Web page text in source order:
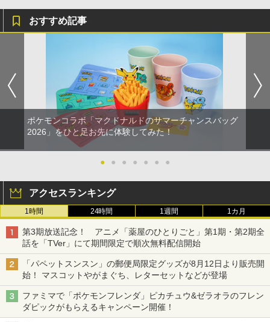
おすすめ記事
ポケモンコラボ「マクドナルドのサマーチャンスバッグ
2026」をひと足お先に体験してみた！
● ● ● ● ● ● ●
アクセスランキング
1時間 24時間 1週間 1カ月
第3期放送記念！ アニメ「薬屋のひとりごと」第1期・第2期全
話を「TVer」にて期間限定で順次無料配信開始
「パペットスンスン」の郵便局限定グッズが8月12日より販売開
始！ マスコットやがまぐち、レターセットなどが登場
ファミマで「ポケモンフレンダ」ピカチュウ&ゼラオラのフレン
ダピックがもらえるキャンペーン開催！